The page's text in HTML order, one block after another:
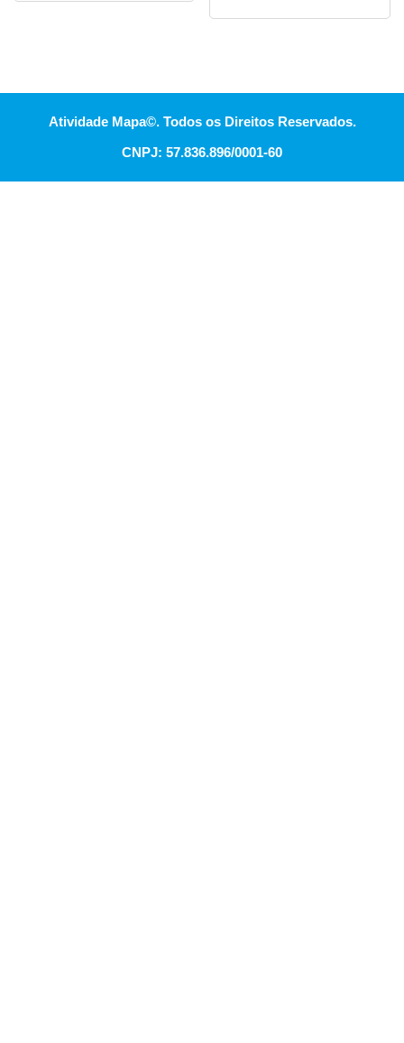
Atividade Mapa©. Todos os Direitos Reservados.
CNPJ: 57.836.896/0001-60